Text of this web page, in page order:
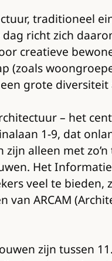
traditioneel
richt zich
creatieve
(zoals
grote
– het
1-9, dat
alleen met
Het
veel te
van ARCAM
zijn tussen